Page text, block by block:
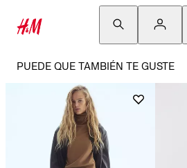
PUEDE QUE TAMBIÉN TE GUSTE